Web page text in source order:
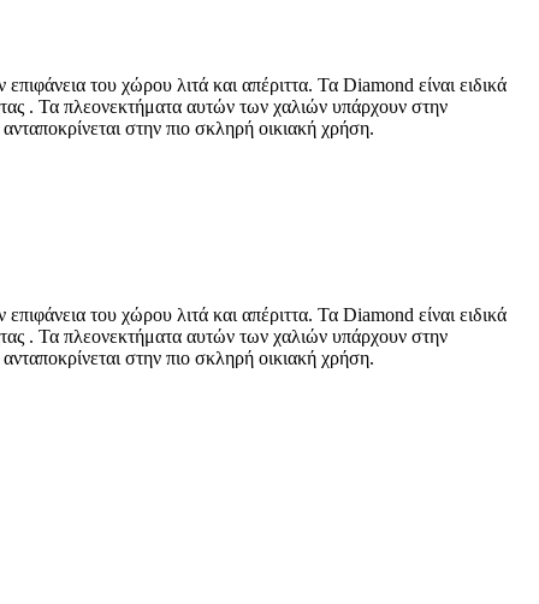
του χώρου λιτά και απέριττα. Τα Diamond είναι ειδικά
. Τα πλεονεκτήματα αυτών των χαλιών υπάρχουν στην
στην πιο σκληρή οικιακή χρήση.
του χώρου λιτά και απέριττα. Τα Diamond είναι ειδικά
. Τα πλεονεκτήματα αυτών των χαλιών υπάρχουν στην
στην πιο σκληρή οικιακή χρήση.